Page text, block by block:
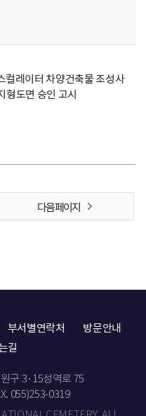
컬레이터 차양건축물 조성사
형도면 승인 고시
다음 페이지
부서별연락처
방문안내
길
구 3·15성역로 75
055)253-0319